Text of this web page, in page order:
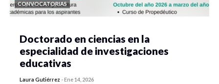
CONVOCATORIAS
Doctorado en ciencias en la
especialidad de investigaciones
educativas
Laura Gutiérrez -Ene 14, 2026